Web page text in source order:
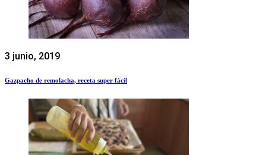
3 junio, 2019
Gazpacho de remolacha, receta super fácil